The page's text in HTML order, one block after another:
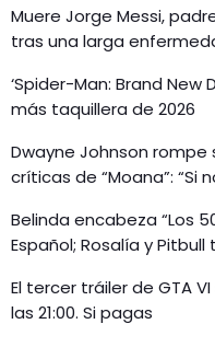
Muere Jorge Messi,
tras una larga
‘Spider-Man: Brand New
más taquillera de 2026
Dwayne Johnson rompe
críticas de “Moana”: “Si
Belinda encabeza “Los
Español; Rosalía y
El tercer tráiler de GTA
las 21:00. Si pagas